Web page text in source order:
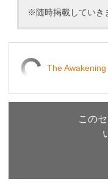
※随時掲載していき
The Awakening
この